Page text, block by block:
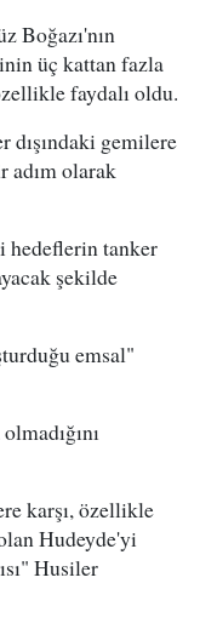
Boğazı'nın
üç kattan fazla
faydalı oldu.
dışındaki gemilere
adım olarak
hedeflerin tanker
şekilde
emsal"
karşı, özellikle
Hudeyde'yi
Husiler